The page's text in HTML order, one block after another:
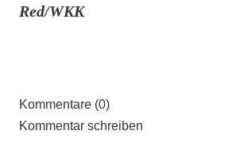
Red/WKK
Kommentare (0)
Kommentar schreiben